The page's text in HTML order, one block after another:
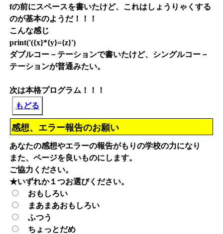
fの前にスペースを書いたけど、これはしょうりゃくする
のが基本のようだ！！！
こんな感じ
print('({x}*{y}={z}')
ダブルコー－テーションで書いたけど、シングルコー－
テーションが普通みたい。
次は本格プログラム！！！
もどる
感想、エラー報告のお願い
あなたの感想やエラーの報告がもりの学校の力になり
また、ページを良いものにします。
ご協力ください。
★いずれか１つお選びください。
おもしろい
まあまあおもしろい
ふつう
ちょっとだめ